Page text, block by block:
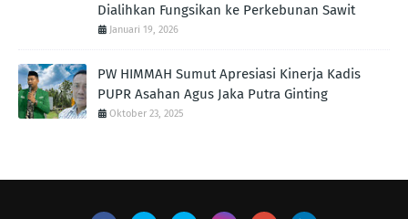
Dialihkan Fungsikan ke Perkebunan Sawit
Januari 19, 2026
PW HIMMAH Sumut Apresiasi Kinerja Kadis
PUPR Asahan Agus Jaka Putra Ginting ‎
Oktober 23, 2025